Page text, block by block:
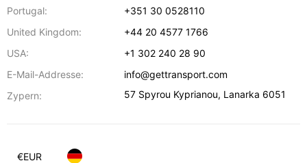
Portugal:
+351 30 0528110
United Kingdom:
+44 20 4577 1766
USA:
+1 302 240 28 90
E-Mail-Addresse:
info@gettransport.com
Zypern:
57 Spyrou Kyprianou, Lanarka 6051
€EUR